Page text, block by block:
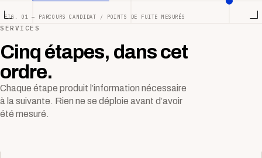
FIG. 01 — PARCOURS CANDIDAT / POINTS DE FUITE MESURÉS
SERVICES
Cinq étapes, dans cet
ordre.
Chaque étape produit l’information nécessaire
à la suivante. Rien ne se déploie avant d’avoir
été mesuré.